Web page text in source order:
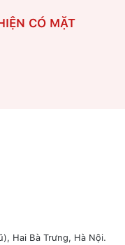
CÓ MẶT
Hai Bà Trưng, Hà Nội.